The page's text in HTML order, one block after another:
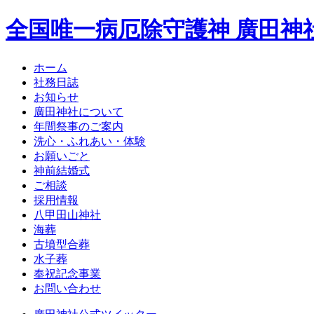
全国唯一病厄除守護神 廣田神
ホーム
社務日誌
お知らせ
廣田神社について
年間祭事のご案内
洗心・ふれあい・体験
お願いごと
神前結婚式
ご相談
採用情報
八甲田山神社
海葬
古墳型合葬
水子葬
奉祝記念事業
お問い合わせ